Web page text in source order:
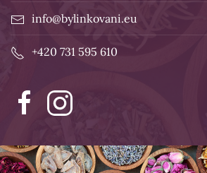
info@bylinkovani.eu
+420 731 595 610